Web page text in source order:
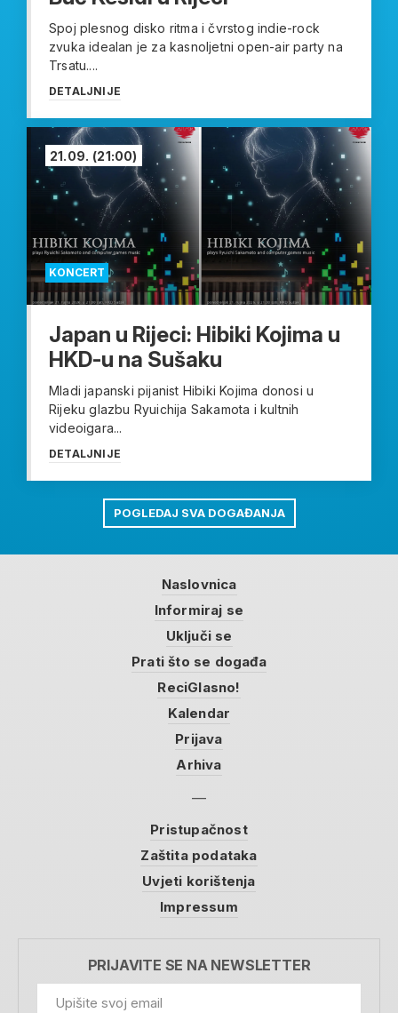
Spoj plesnog disko ritma i čvrstog indie-rock
zvuka idealan je za kasnoljetni open-air party na
Trsatu....
DETALJNIJE
KONCERT
21.09. (21:00)
Japan u Rijeci: Hibiki Kojima u
HKD-u na Sušaku
Mladi japanski pijanist Hibiki Kojima donosi u
Rijeku glazbu Ryuichija Sakamota i kultnih
videoigara...
DETALJNIJE
POGLEDAJ SVA DOGAĐANJA
Naslovnica
Informiraj se
Uključi se
Prati što se događa
ReciGlasno!
Kalendar
Prijava
Arhiva
Pristupačnost
Zaštita podataka
Uvjeti korištenja
Impressum
PRIJAVITE SE NA NEWSLETTER